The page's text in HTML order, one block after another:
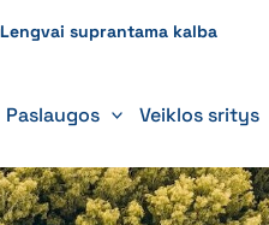
Lengvai suprantama kalba
Paslaugos Veiklos sritys